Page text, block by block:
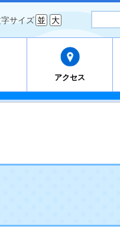
サイズ 並 大
アクセス